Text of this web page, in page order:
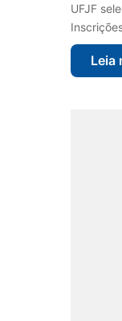
UFJF
Leia